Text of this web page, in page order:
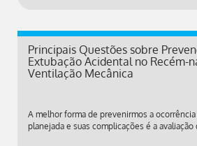
Principais Questões sobre
Extubação Acidental no Recém-
Ventilação Mecânica
A melhor forma de prevenirmos a
planejada e suas complicações é a avaliação